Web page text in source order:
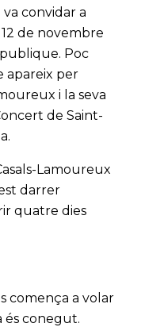
convidar a
de novembre
Poc
apareix per
i la seva
de Saint-
Lamoureux
darrer
quatre dies
comença a volar
és conegut.